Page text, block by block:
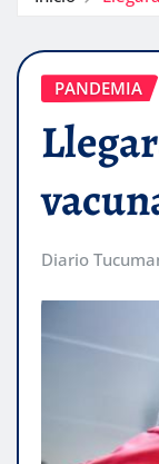
PANDEMIA
Diario